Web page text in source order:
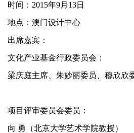
时间：2015年9月13日
地点：澳门设计中心
出席嘉宾：
文化产业基金行政委员会：
梁庆庭主席、朱妙丽委员、穆欣欣
项目评审委员会委员：
向 勇（北京大学艺术学院教授）